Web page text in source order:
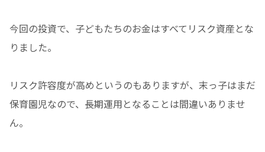
今回の投資で、子どもたちのお金はすべてリスク資産とな
りました。
リスク許容度が高めというのもありますが、末っ子はまだ
保育園児なので、長期運用となることは間違いありませ
ん。